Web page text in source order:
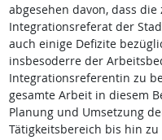
abgesehen davon, dass
Integrationsreferat der
auch einige Defizite
insbesoderre der
Integrationsreferentin zu
gesamte Arbeit in diesem
Planung und Umsetzung
Tätigkeitsbereich bis hin